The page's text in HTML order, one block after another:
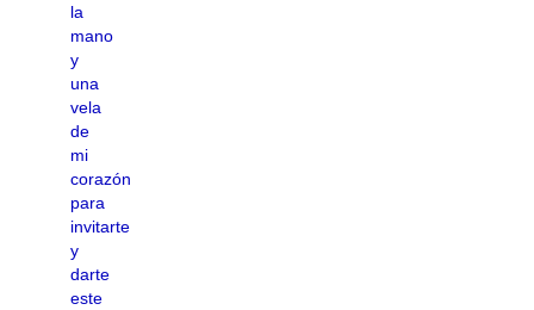
la
mano
y
una
vela
de
mi
corazón
para
invitarte
y
darte
este